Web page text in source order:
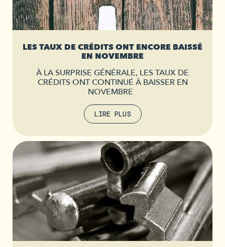
LES TAUX DE CRÉDITS ONT ENCORE BAISSÉ
EN NOVEMBRE
À LA SURPRISE GÉNÉRALE, LES TAUX DE
CRÉDITS ONT CONTINUÉ À BAISSER EN
NOVEMBRE
LIRE PLUS